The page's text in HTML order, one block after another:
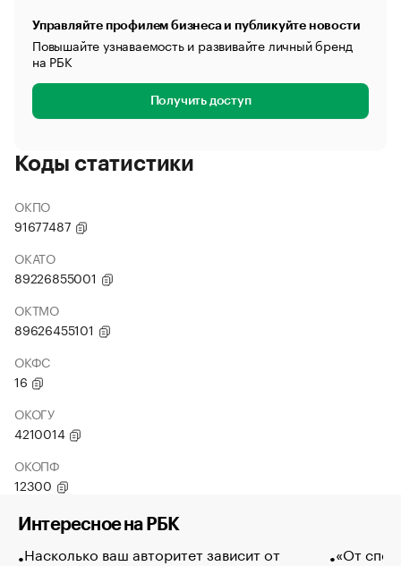
Управляйте профилем бизнеса и публикуйте новости
Повышайте узнаваемость и развивайте личный бренд
на РБК
Получить доступ
Коды статистики
ОКПО
91677487
ОКАТО
89226855001
ОКТМО
89626455101
ОКФС
16
ОКОГУ
4210014
ОКОПФ
12300
Интересное на РБК
Насколько ваш авторитет зависит от
«От